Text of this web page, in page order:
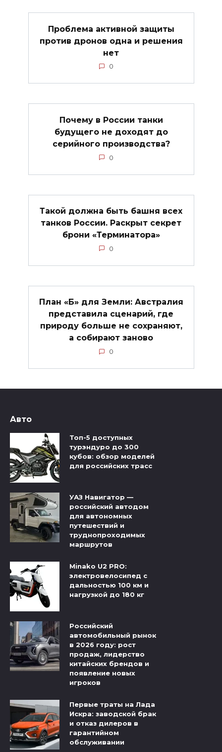
Проблема активной защиты
против дронов одна и решения
нет
0
Почему в России танки
будущего не доходят до
серийного производства?
0
Такой должна быть башня всех
танков России. Раскрыт секрет
брони «Терминатора»
0
План «Б» для Земли: Австралия
представила сценарий, где
природу больше не сохраняют,
а собирают заново
0
Авто
Топ-5 доступных
турэндуро до 300
кубов: обзор моделей
для российских трасс
УАЗ Навигатор —
российский автодом
для автономных
путешествий и
труднопроходимых
маршрутов
Minako U2 PRO:
электровелосипед с
дальностью 100 км и
нагрузкой до 180 кг
Российский
автомобильный рынок
в 2026 году: рост
продаж, лидерство
китайских брендов и
появление новых
игроков
Первые траты на Лада
Искра: заводской брак
и отказ дилеров в
гарантийном
обслуживании